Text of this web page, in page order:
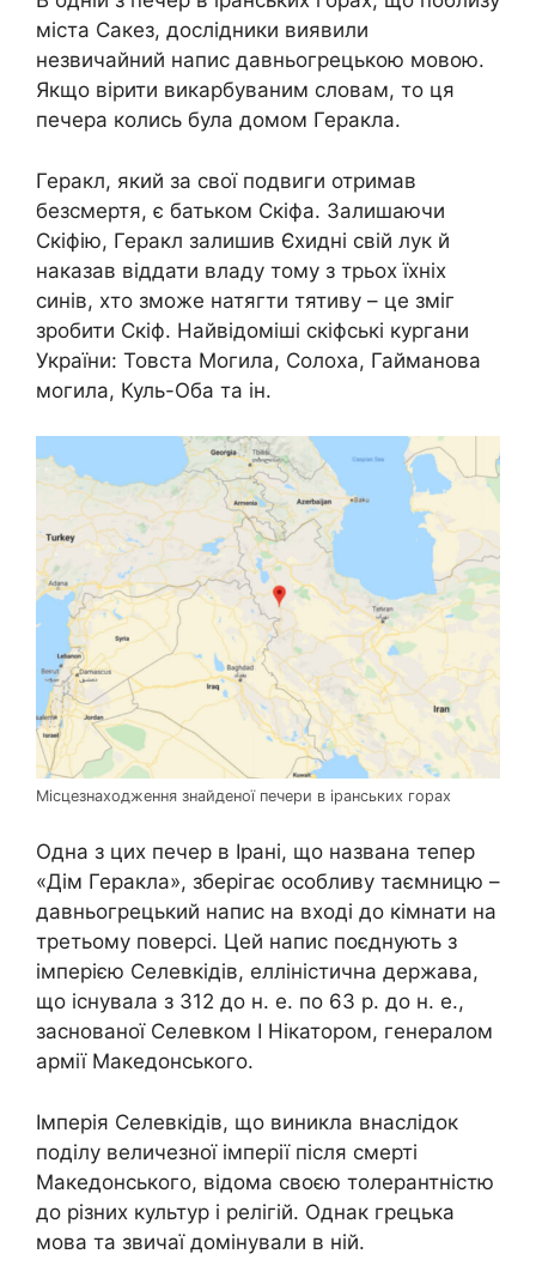
міста Сакез, дослідники виявили
незвичайний напис давньогрецькою мовою.
Якщо вірити викарбуваним словам, то ця
печера колись була домом Геракла.
Геракл, який за свої подвиги отримав
безсмертя, є батьком Скіфа. Залишаючи
Скіфію, Геракл залишив Єхидні свій лук й
наказав віддати владу тому з трьох їхніх
синів, хто зможе натягти тятиву – це зміг
зробити Скіф. Найвідоміші скіфські кургани
України: Товста Могила, Солоха, Гайманова
могила, Куль-Оба та ін.
Місцезнаходження знайденої печери в іранських горах
Одна з цих печер в Ірані, що названа тепер
«Дім Геракла», зберігає особливу таємницю –
давньогрецький напис на вході до кімнати на
третьому поверсі. Цей напис поєднують з
імперією Селевкідів, елліністична держава,
що існувала з 312 до н. е. по 63 р. до н. е.,
заснованої Селевком I Нікатором, генералом
армії Македонського.
Імперія Селевкідів, що виникла внаслідок
поділу величезної імперії після смерті
Македонського, відома своєю толерантністю
до різних культур і релігій. Однак грецька
мова та звичаї домінували в ній.